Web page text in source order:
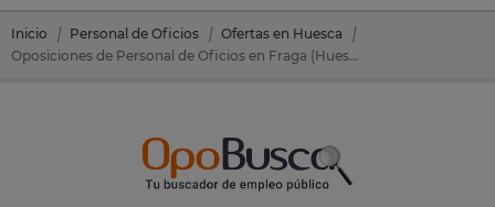
Inicio Personal de Oficios
Ofertas en Huesca
Oposiciones de Personal de Oficios en Fraga (Huesca)